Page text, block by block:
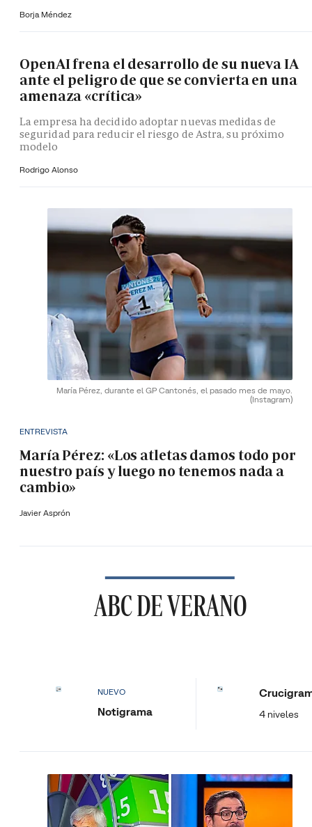
Borja Méndez
OpenAI frena el desarrollo de su nueva IA
ante el peligro de que se convierta en una
amenaza «crítica»
La empresa ha decidido adoptar nuevas medidas de
seguridad para reducir el riesgo de Astra, su próximo
modelo
Rodrigo Alonso
María Pérez, durante el GP Cantonés, el pasado mes de mayo.
(Instagram)
ENTREVISTA
María Pérez: «Los atletas damos todo por
nuestro país y luego no tenemos nada a
cambio»
Javier Asprón
ABC DE VERANO
NUEVO
Notigrama 4 niveles